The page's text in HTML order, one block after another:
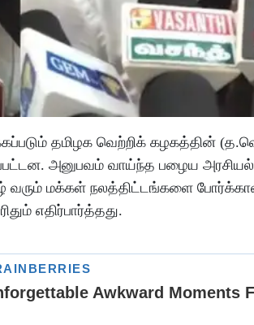
தமிழக வெற்றிக் கழகத்தின்
அனுபவம் வாய்ந்த பழைய
மக்கள் நலத்திட்டங்களை
எதிர்பார்த்தது.